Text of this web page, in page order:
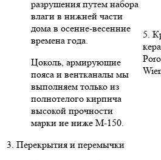
разрушения путем набора
влаги в нижней части
дома в осенне-весенние
времена года.
Цоколь, армирующие
пояса и вентканалы мы
выполняем только из
полнотелого кирпича
высокой прочности
марки не ниже М-150.
3. Перекрытия и перемычки
5.